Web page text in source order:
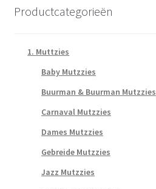
Productcategorieën
1. Muttzies
Baby Mutzzies
Buurman & Buurman Mutzzies
Carnaval Mutzzies
Dames Mutzzies
Gebreide Mutzzies
Jazz Mutzzies